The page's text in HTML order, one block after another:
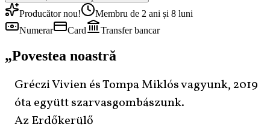
Producător nou!
Membru de 2 ani și 8 luni
Numerar
Card Transfer bancar
„Povestea noastră
Gréczi Vivien és Tompa Miklós vagyunk, 2019
óta együtt szarvasgombászunk.
Az Erdőkerülő